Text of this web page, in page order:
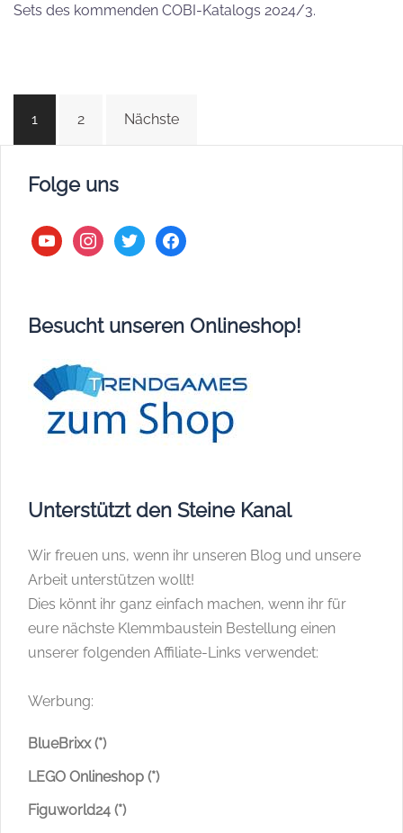
Sets des kommenden COBI-Katalogs 2024/3.
Beitragsnavigation
1 2 Nächste
Folge uns
youtubeinstagram
twitter facebook
Besucht unseren Onlineshop!
Unterstützt den Steine Kanal
Wir freuen uns, wenn ihr unseren Blog und unsere
Arbeit unterstützen wollt!
Dies könnt ihr ganz einfach machen, wenn ihr für
eure nächste Klemmbaustein Bestellung einen
unserer folgenden Affiliate-Links verwendet:
Werbung:
BlueBrixx (*)
LEGO Onlineshop (*)
Figuworld24 (*)